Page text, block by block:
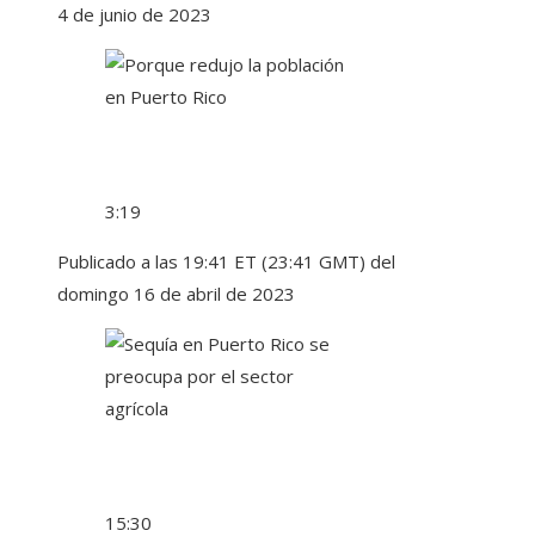
4 de junio de 2023
3:19
Publicado a las 19:41 ET (23:41 GMT) del
domingo 16 de abril de 2023
15:30